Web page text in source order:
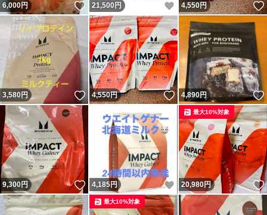
6,000円 いいね！
21,500 円 いいね！
4,550円
3,580円 いいね！
4,550円 いいね！
4,890円
9,300円 いいね！
4,185円 いいね！
20,980円
最大10%対象
最大10%対象